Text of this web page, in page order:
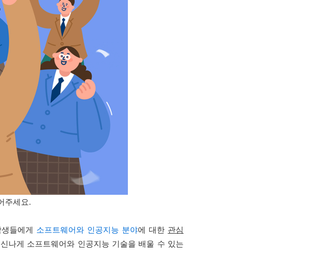
주세요.
들에게 소프트웨어와 인공지능 분야에 대한 관심
나게 소프트웨어와 인공지능 기술을 배울 수 있는